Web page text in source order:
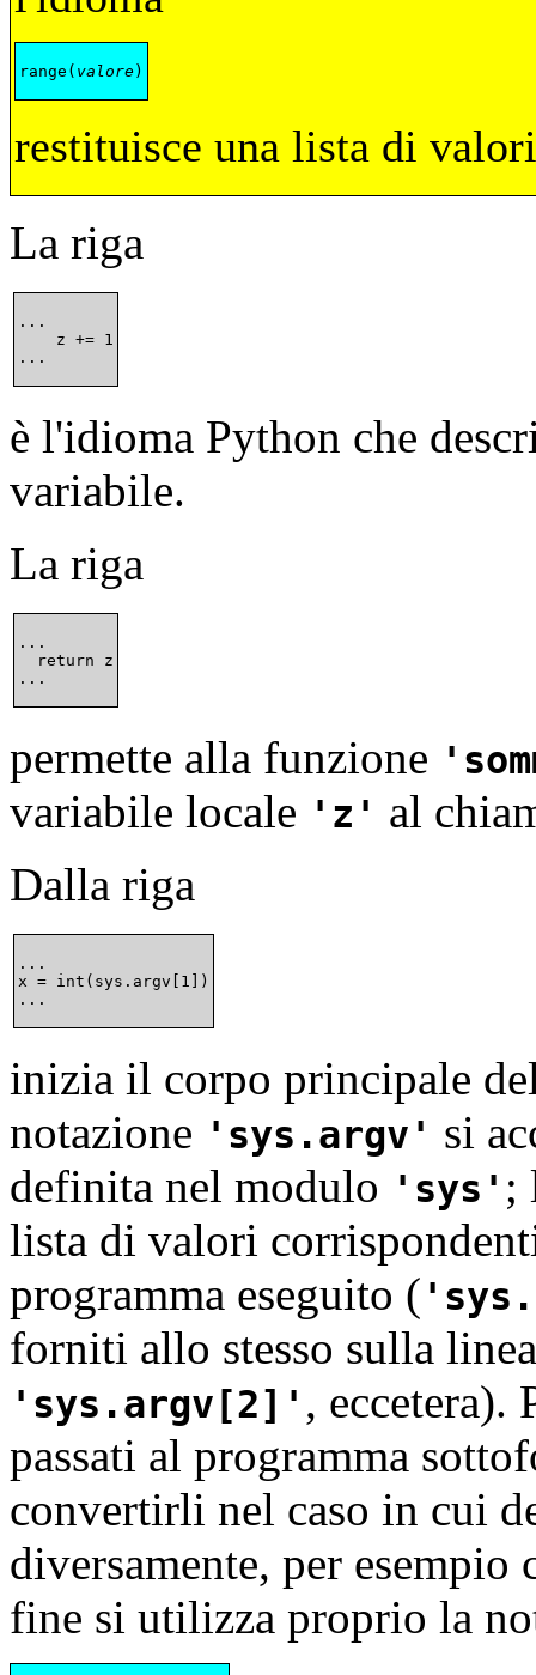
range( valore
restituisce una lista di
La riga
...
    z += 1
è l'idioma Python che
variabile.
La riga
...
  return z
permette alla funzione
variabile locale z
al
Dalla riga
...
x = int(sys.argv[1])
inizia il corpo principale
notazione
sys.argv
si
definita nel modulo
sys
;
lista di valori
programma eseguito (
forniti allo stesso sulla
sys.argv[2]
, eccetera).
passati al programma
convertirli nel caso in cui
diversamente, per
fine si utilizza proprio la